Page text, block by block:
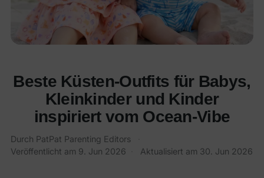
Beste Küsten-Outfits für Babys,
Kleinkinder und Kinder
inspiriert vom Ocean-Vibe
Durch PatPat Parenting Editors
Veröffentlicht am 9. Jun 2026 Aktualisiert am 30. Jun 2026